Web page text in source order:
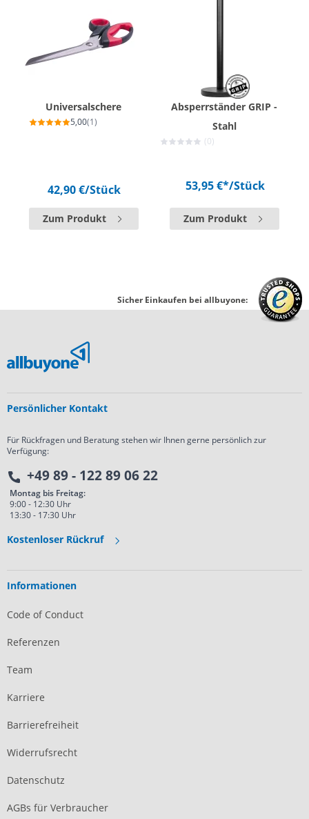
Universalschere
5,00(1)
42,90 €/Stück
Zum Produkt
Absperrständer GRIP -
Stahl
(0)
53,95 €*/Stück
Zum Produkt
Sicher Einkaufen bei allbuyone:
Persönlicher Kontakt
Für Rückfragen und Beratung stehen wir Ihnen gerne persönlich zur
Verfügung:
+49 89 - 122 89 06 22
Montag bis Freitag:
9:00 - 12:30 Uhr
13:30 - 17:30 Uhr
Kostenloser Rückruf
Informationen
Code of Conduct
Referenzen
Team
Karriere
Barrierefreiheit
Widerrufsrecht
Datenschutz
AGBs für Verbraucher